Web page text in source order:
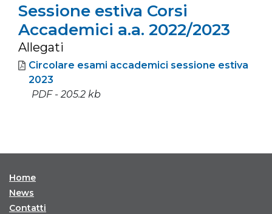
Sessione estiva Corsi
Accademici a.a. 2022/2023
Allegati
Circolare esami accademici sessione estiva
2023
PDF - 205.2 kb
Home
News
Contatti